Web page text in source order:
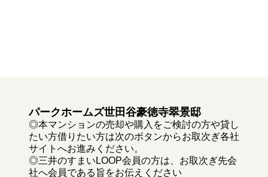
パークホームズ世田谷豪徳寺翠景邸
◎本マンションの売却や購入をご検討の方や貸し
たい方借りたい方は次のボタンからお取次ぎ各社
サイトへお進みください。
◎三井のすまいLOOP会員の方は、お取次ぎ先会
社へ会員である旨をお伝えください